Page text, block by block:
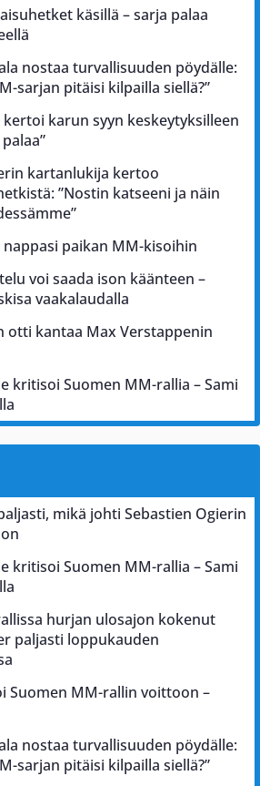
käsillä – sarja palaa
nostaa turvallisuuden pöydälle:
sarjan pitäisi kilpailla siellä?”
karun syyn keskeytyksilleen
kartanlukija kertoo
”Nostin katseeni ja näin
paikan MM-kisoihin
voi saada ison käänteen –
vaakalaudalla
otti kantaa Max Verstappenin
kritisoi Suomen MM-rallia – Sami
mikä johti Sebastien Ogierin
kritisoi Suomen MM-rallia – Sami
hurjan ulosajon kokenut
paljasti loppukauden
Suomen MM-rallin voittoon –
nostaa turvallisuuden pöydälle:
sarjan pitäisi kilpailla siellä?”